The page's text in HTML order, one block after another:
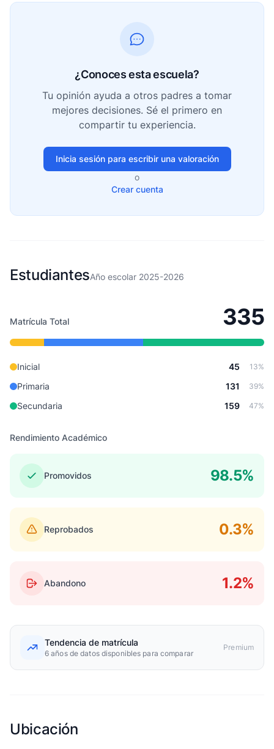
¿Conoces esta escuela?
Tu opinión ayuda a otros padres a tomar
mejores decisiones. Sé el primero en
compartir tu experiencia.
Inicia sesión para escribir una valoración
o
Crear cuenta
EstudiantesAño escolar 2025-2026
Matrícula Total 335
Inicial 45 13%
Primaria 131 39%
Secundaria 159 47%
Rendimiento Académico
Promovidos 98.5%
Reprobados 0.3%
Abandono 1.2%
Tendencia de matrícula
6 años de datos disponibles para comparar
Premium
Ubicación